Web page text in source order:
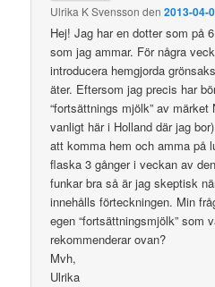
Ulrika K Svensson den2013-04-
Hej! Jag har en dotter som på
som jag ammar. För några
introducera hemgjorda
äter. Eftersom jag precis har
“fortsättnings mjölk” av
vanligt här i Holland där jag
att komma hem och amma på
flaska 3 gånger i veckan av
funkar bra så är jag skeptisk
innehålls förteckningen. Min
egen “fortsättningsmjölk” som
rekommenderar ovan?
Mvh,
Ulrika